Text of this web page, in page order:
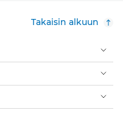
Takaisin alkuun